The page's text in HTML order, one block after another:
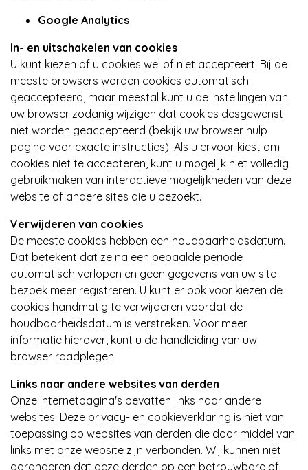
Google Analytics
In- en uitschakelen van cookies
U kunt kiezen of u cookies wel of niet accepteert. Bij de
meeste browsers worden cookies automatisch
geaccepteerd, maar meestal kunt u de instellingen van
uw browser zodanig wijzigen dat cookies desgewenst
niet worden geaccepteerd (bekijk uw browser hulp
pagina voor exacte instructies). Als u ervoor kiest om
cookies niet te accepteren, kunt u mogelijk niet volledig
gebruikmaken van interactieve mogelijkheden van deze
website of andere sites die u bezoekt.
Verwijderen van cookies
De meeste cookies hebben een houdbaarheidsdatum.
Dat betekent dat ze na een bepaalde periode
automatisch verlopen en geen gegevens van uw site-
bezoek meer registreren. U kunt er ook voor kiezen de
cookies handmatig te verwijderen voordat de
houdbaarheidsdatum is verstreken. Voor meer
informatie hierover, kunt u de handleiding van uw
browser raadplegen.
Links naar andere websites van derden
Onze internetpagina's bevatten links naar andere
websites. Deze privacy- en cookieverklaring is niet van
toepassing op websites van derden die door middel van
links met onze website zijn verbonden. Wij kunnen niet
garanderen dat deze derden op een betrouwbare of